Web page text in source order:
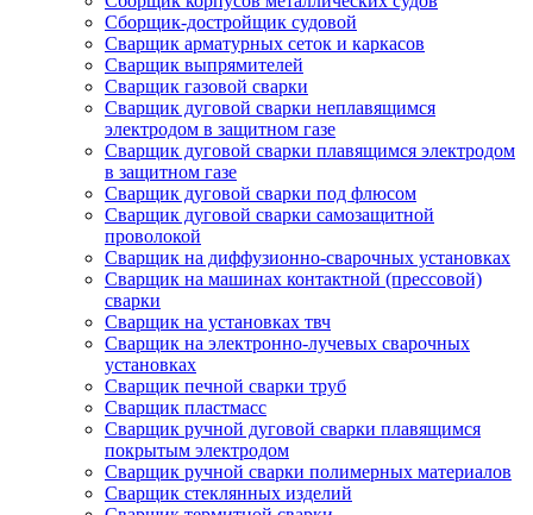
Сборщик-достройщик судовой
Сварщик арматурных сеток и каркасов
Сварщик выпрямителей
Сварщик газовой сварки
Сварщик дуговой сварки неплавящимся
электродом в защитном газе
Сварщик дуговой сварки плавящимся электродом
в защитном газе
Сварщик дуговой сварки под флюсом
Сварщик дуговой сварки самозащитной
проволокой
Сварщик на диффузионно-сварочных установках
Сварщик на машинах контактной (прессовой)
сварки
Сварщик на установках твч
Сварщик на электронно-лучевых сварочных
установках
Сварщик печной сварки труб
Сварщик пластмасс
Сварщик ручной дуговой сварки плавящимся
покрытым электродом
Сварщик ручной сварки полимерных материалов
Сварщик стеклянных изделий